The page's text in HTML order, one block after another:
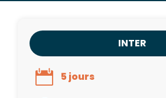
INTER
5 jours